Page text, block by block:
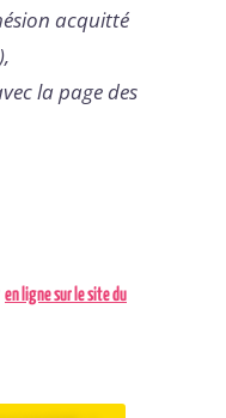
acquitté
la page des
en ligne sur le site du